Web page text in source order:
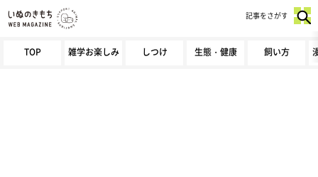
TOP 雑学お楽しみ しつけ 生態・健康 飼い方
記事をさがす